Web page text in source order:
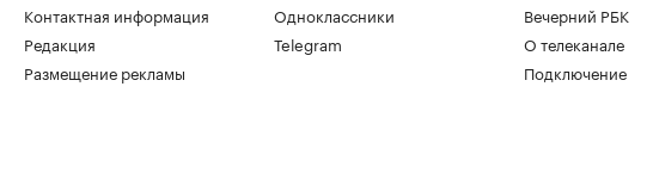
Контактная информация
Редакция
Размещение рекламы
Одноклассники
Telegram
Вечерний РБК
О телеканале
Подключение